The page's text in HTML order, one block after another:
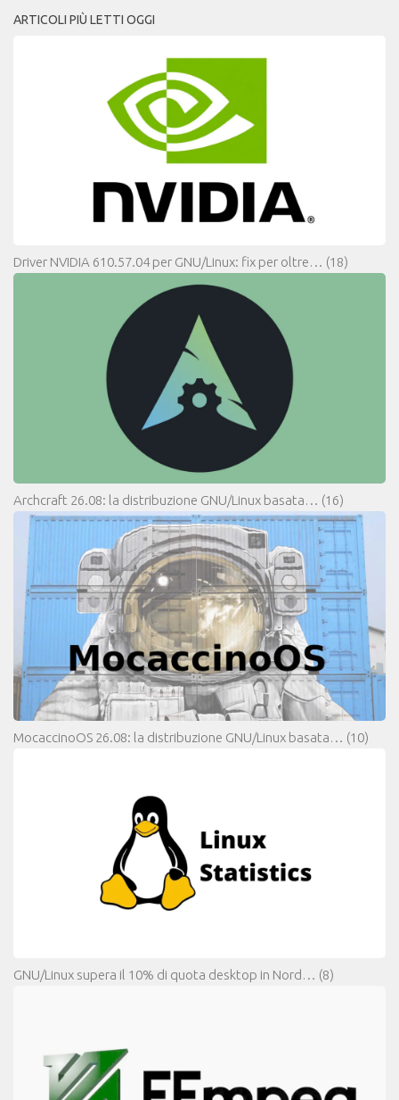
ARTICOLI PIÙ LETTI OGGI
Driver NVIDIA 610.57.04 per GNU/Linux: fix per oltre… (18)
Archcraft 26.08: la distribuzione GNU/Linux basata… (16)
MocaccinoOS 26.08: la distribuzione GNU/Linux basata… (10)
GNU/Linux supera il 10% di quota desktop in Nord… (8)